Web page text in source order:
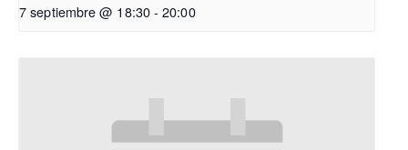
7 septiembre @ 18:30- 20:00